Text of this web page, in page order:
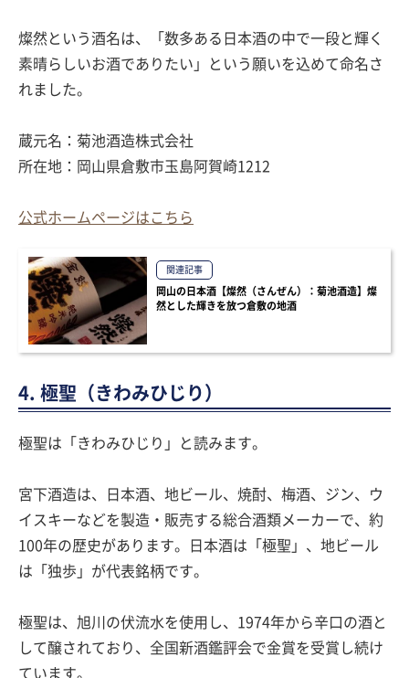
燦然という酒名は、「数多ある日本酒の中で一段と輝く
素晴らしいお酒でありたい」という願いを込めて命名さ
れました。
蔵元名：菊池酒造株式会社
所在地：岡山県倉敷市玉島阿賀崎1212
公式ホームページはこちら
関連記事
岡山の日本酒【燦然（さんぜん）：菊池酒造】燦
然とした輝きを放つ倉敷の地酒
4. 極聖（きわみひじり）
極聖は「きわみひじり」と読みます。
宮下酒造は、日本酒、地ビール、焼酎、梅酒、ジン、ウ
イスキーなどを製造・販売する総合酒類メーカーで、約
100年の歴史があります。日本酒は「極聖」、地ビール
は「独歩」が代表銘柄です。
極聖は、旭川の伏流水を使用し、1974年から辛口の酒と
して醸されており、全国新酒鑑評会で金賞を受賞し続け
ています。